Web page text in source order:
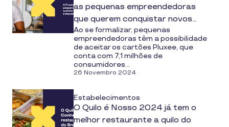
as pequenas empreendedoras
que querem conquistar novos
clientes e impulsionar as vendas
Ao se formalizar, pequenas
empreendedoras têm a possibilidade
de aceitar os cartões Pluxee, que
conta com 7,1 milhões de
consumidores...
26 Novembro 2024
Estabelecimentos
O Quilo é Nosso 2024 já tem o
melhor restaurante a quilo do